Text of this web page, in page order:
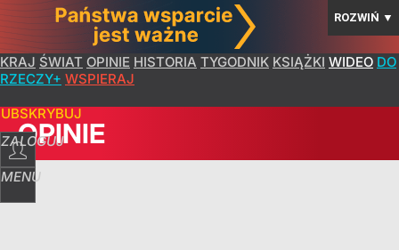
ROZWIŃ ▼
KRAJ ŚWIAT OPINIE HISTORIA TYGODNIK KSIĄŻKI WIDEO DO
RZECZY+ WSPIERAJ
ZALOGUJ
MENU
OPINIE